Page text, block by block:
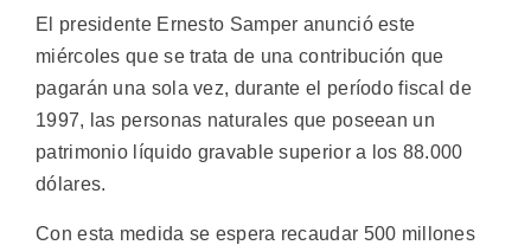
El presidente Ernesto Samper anunció este
miércoles que se trata de una contribución que
pagarán una sola vez, durante el período fiscal de
1997, las personas naturales que poseean un
patrimonio líquido gravable superior a los 88.000
dólares.
Con esta medida se espera recaudar 500 millones